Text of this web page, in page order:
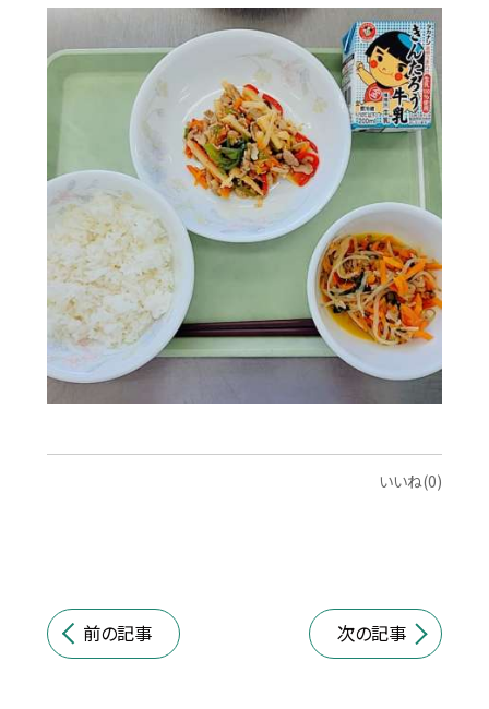
いいね(0)
前の記事 次の記事